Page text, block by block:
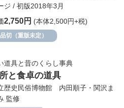
ジ / 初版2018年3月
2,750円 (本体2,500円+税)
品切（重版未定）
道具と昔のくらし事典
と食卓の道具
歴史民俗博物館 内田順子・関沢ま
監修